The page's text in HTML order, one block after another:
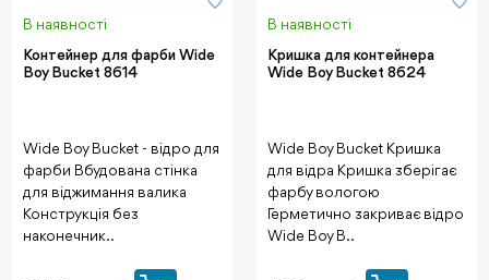
В наявності
Контейнер для фарби Wide
Boy Bucket 8614
Wide Boy Bucket - відро для
фарби Вбудована стінка
для віджимання валика
Конструкція без
наконечник..
В наявності
Кришка для контейнера
Wide Boy Bucket 8624
Wide Boy Bucket Кришка
для відра Кришка зберігає
фарбу вологою
Герметично закриває відро
Wide Boy B..